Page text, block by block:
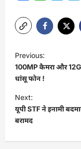
o
s
t
n
a
v
Previous:
100MP कैमरा और
धांसू फोन !
Next:
यूपी STF ने इनामी
बरामद